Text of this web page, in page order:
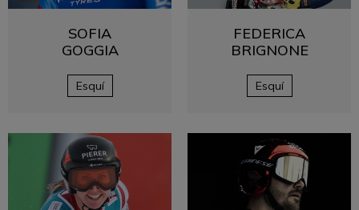
SOFIA
GOGGIA
Esquí
FEDERICA
BRIGNONE
Esquí